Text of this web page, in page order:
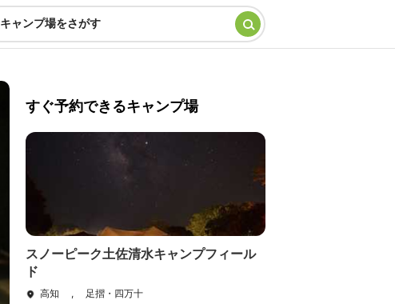
キャンプ場をさがす
すぐ予約できるキャンプ場
スノーピーク土佐清水キャンプフィール
ド
高知 , 足摺・四万十